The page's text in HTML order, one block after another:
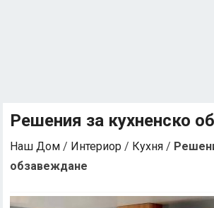
Решения за кухненско
Наш Дом / Интериор / Кухня /
обзавеждане